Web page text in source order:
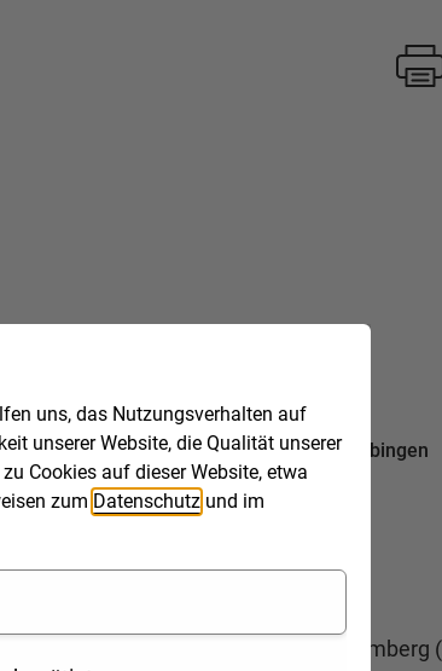
Freiburg, Karlsruhe, Stuttgart und Tübingen
Baden-Württemberg
für Umwelt Baden-Württemberg
uns, das Nutzungsverhalten auf
unserer Website, die Qualität unserer
Cookies auf dieser Website, etwa
zum Datenschutz und im